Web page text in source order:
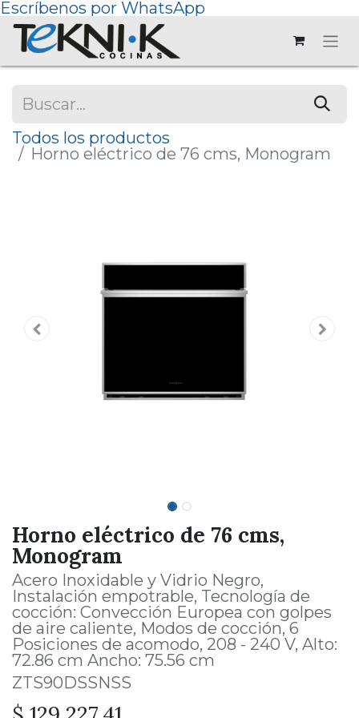
Escríbenos por WhatsApp
Todos los productos
Horno eléctrico de 76 cms, Monogram
Horno eléctrico de 76 cms,
Monogram
Acero Inoxidable y Vidrio Negro,
Instalación empotrable, Tecnología de
cocción: Convección Europea con golpes
de aire caliente, Modos de cocción, 6
Posiciones de acomodo, 208 - 240 V, Alto:
72.86 cm Ancho: 75.56 cm
ZTS90DSSNSS